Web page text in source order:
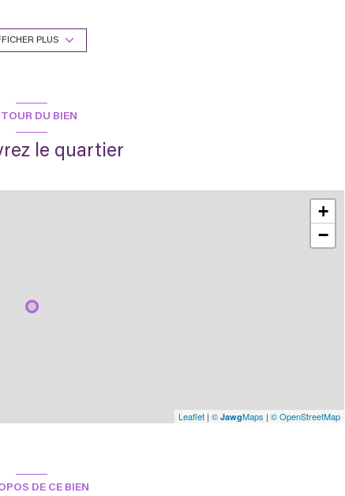
linge de lit (15 € / Lit) et de toilette (5 € / Personne) et/ou
PLUS
DU BIEN
le quartier
+
−
Leaflet| © JawgMaps | © OpenStreetMap
DE CE BIEN